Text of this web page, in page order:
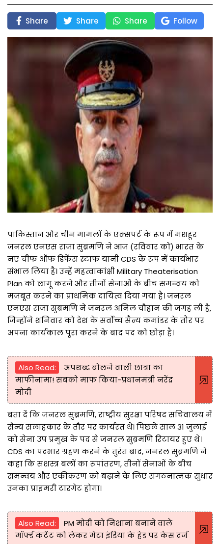
Share Share Share Follow
पाकिस्तान और चीन मामलों के एक्सपर्ट के रूप में मशहूर
जनरल एनएस राजा सुब्रमणि ने आज (रविवार को) भारत के
नए चीफ ऑफ डिफेंस स्टाफ यानी CDS के रूप में कार्यभार
संभाल लिया है। उन्हें महत्वाकांक्षी Military Theaterisation
Plan को लागू करने और तीनों सेनाओं के बीच समन्वय को
मजबूत करने का प्राथमिक दायित्व दिया गया है। जनरल
एनएस राजा सुब्रमणि ने जनरल अनिल चौहान की जगह ली है,
जिन्होंने शनिवार को देश के सर्वोच्च सैन्य कमांडर के तौर पर
अपना कार्यकाल पूरा करने के बाद पद को छोड़ा है।
Also Read:
अपशब्द बोलने वाली छात्रा का
माफीनामा! सबको माफ किया-प्रधानमंत्री नरेंद्र
मोदी
बता दें कि जनरल सुब्रमणि, राष्ट्रीय सुरक्षा परिषद सचिवालय में
सैन्य सलाहकार के तौर पर कार्यरत थे। पिछले साल 31 जुलाई
को सेना उप प्रमुख के पद से जनरल सुब्रमणि रिटायर हुए थे।
CDS का पदभार ग्रहण करने के तुरंत बाद, जनरल सुब्रमणि ने
कहा कि सशस्त्र बलों का रूपांतरण, तीनों सेनाओं के बीच
समन्वय और एकीकरण को बढ़ाने के लिए संगठनात्मक सुधार
उनका प्राइमरी टारगेट होगा।
Also Read:
PM मोदी को निशाना बनाने वाले
मॉर्फ्ड कंटेंट को लेकर मेटा इंडिया के हेड पर केस दर्ज